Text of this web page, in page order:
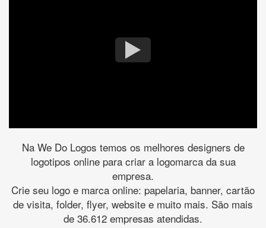
Na We Do Logos temos os melhores designers de
logotipos online para criar a logomarca da sua
empresa.
Crie seu logo e marca online: papelaria, banner, cartão
de visita, folder, flyer, website e muito mais. São mais
de 36.612 empresas atendidas.